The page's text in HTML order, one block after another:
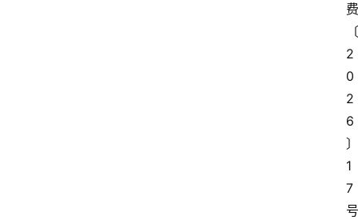
费
〔
2
0
2
6
〕
1
7
号